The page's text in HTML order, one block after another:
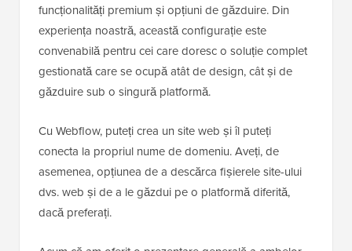
funcționalități premium și opțiuni de găzduire. Din
experiența noastră, această configurație este
convenabilă pentru cei care doresc o soluție complet
gestionată care se ocupă atât de design, cât și de
găzduire sub o singură platformă.
Cu Webflow, puteți crea un site web și îl puteți
conecta la propriul nume de domeniu. Aveți, de
asemenea, opțiunea de a descărca fișierele site-ului
dvs. web și de a le găzdui pe o platformă diferită,
dacă preferați.